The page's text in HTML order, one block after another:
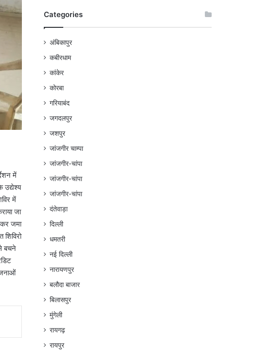
में
उद्येश्य
में
जा
जमा
बचने
Categories
अंबिकापुर
कबीरधाम
कांकेर
कोरबा
गरियाबंद
जगदलपुर
जशपुर
जांजगीर चाम्पा
जांजगीर-चांपा
जांजगीर-चांपा
जांजगीर-चांपा
दंतेवाड़ा
दिल्ली
धमतरी
नई दिल्ली
नारायणपुर
बलौदा बाजार
बिलासपुर
मुंगेली
रायगढ़
रायपुर